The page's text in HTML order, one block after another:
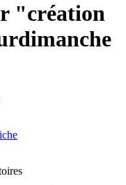
"création